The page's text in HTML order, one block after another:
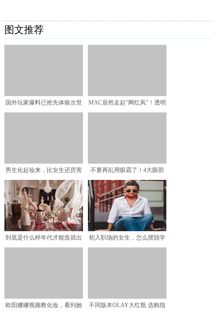
图文推荐
国外玩家爆料已抢先体验次世
MAC居然走起“网红风”！透明
男生化起妆来，比女生还厉害
不要再乱用眼霜了！4大眼部
问题你中招了吗？眼部问
到底是什么样年代才能造就出
初入职场的女生，怎么摆脱学
欧阳娜娜视频教化妆，看到她
不同版本OLAY大红瓶 选购指